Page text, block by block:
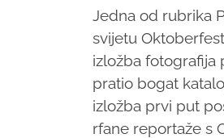
Jedna od rubrika
svijetu
izložba fotografija
pratio bogat
izložba prvi put
rfane reportaže s